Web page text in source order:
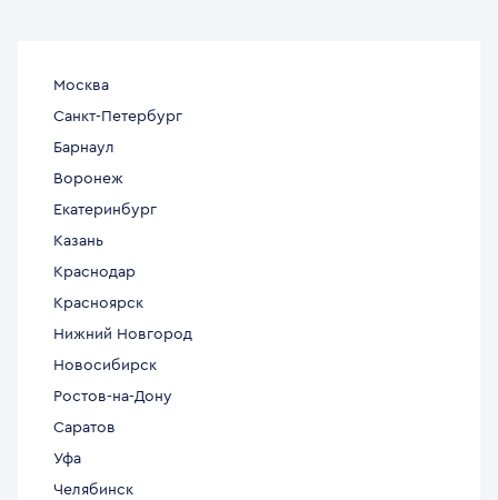
Москва
Санкт-Петербург
Барнаул
Воронеж
Екатеринбург
Казань
Краснодар
Красноярск
Нижний Новгород
Новосибирск
Ростов-на-Дону
Саратов
Уфа
Челябинск